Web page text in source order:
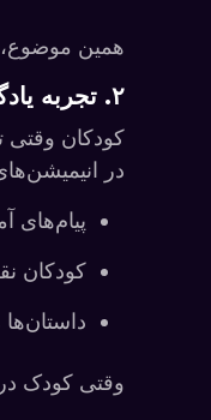
همین موضوع،
۲. تجربه یادگیری جذاب‌تر و اثربخش‌تر می‌شود
کودکان وقتی
در
پیام‌های
کودکان
وقتی کودک